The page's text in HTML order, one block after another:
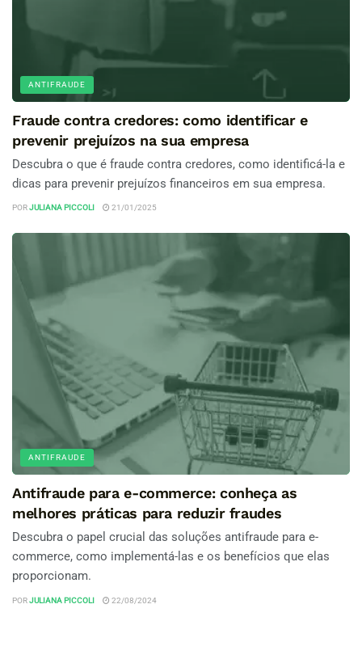
ANTIFRAUDE
Fraude contra credores: como identificar e
prevenir prejuízos na sua empresa
Descubra o que é fraude contra credores, como identificá-la e
dicas para prevenir prejuízos financeiros em sua empresa.
PORJULIANA PICCOLI 21/01/2025
ANTIFRAUDE
Antifraude para e-commerce: conheça as
melhores práticas para reduzir fraudes
Descubra o papel crucial das soluções antifraude para e-
commerce, como implementá-las e os benefícios que elas
proporcionam.
PORJULIANA PICCOLI 22/08/2024